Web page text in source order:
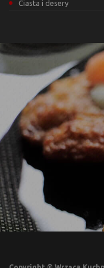
Ciasta i desery